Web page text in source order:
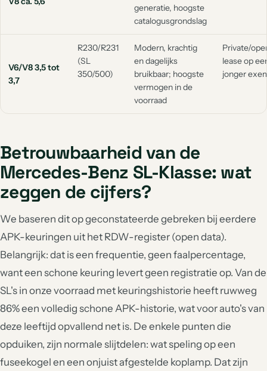
generatie, hoogste
catalogusgrondslag
V6/V8 3,5 tot
3,7
R230/R231
(SL
350/500)
Modern, krachtig
en dagelijks
bruikbaar; hoogste
vermogen in de
voorraad
Private/
lease op
jonger
Betrouwbaarheid van de
Mercedes-Benz SL-Klasse: wat
zeggen de cijfers?
We baseren dit op geconstateerde gebreken bij eerdere
APK-keuringen uit het RDW-register (open data).
Belangrijk: dat is een frequentie, geen faalpercentage,
want een schone keuring levert geen registratie op. Van de
SL's in onze voorraad met keuringshistorie heeft ruwweg
86% een volledig schone APK-historie, wat voor auto's van
deze leeftijd opvallend net is. De enkele punten die
opduiken, zijn normale slijtdelen: wat speling op een
fuseekogel en een onjuist afgestelde koplamp. Dat zijn